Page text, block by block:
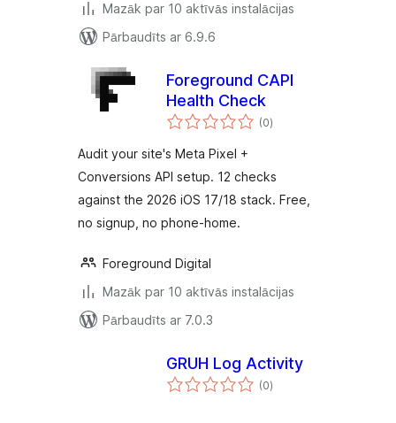
Mazāk par 10 aktīvās instalācijas
Pārbaudīts ar 6.9.6
Foreground CAPI
Health Check
(0vērtējumu
kopsumma
)
Audit your site's Meta Pixel +
Conversions API setup. 12 checks
against the 2026 iOS 17/18 stack. Free,
no signup, no phone-home.
Foreground Digital
Mazāk par 10 aktīvās instalācijas
Pārbaudīts ar 7.0.3
GRUH Log Activity
(0vērtējumu
kopsumma
)